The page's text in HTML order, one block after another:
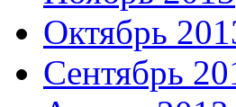
Октябрь
Сентябрь